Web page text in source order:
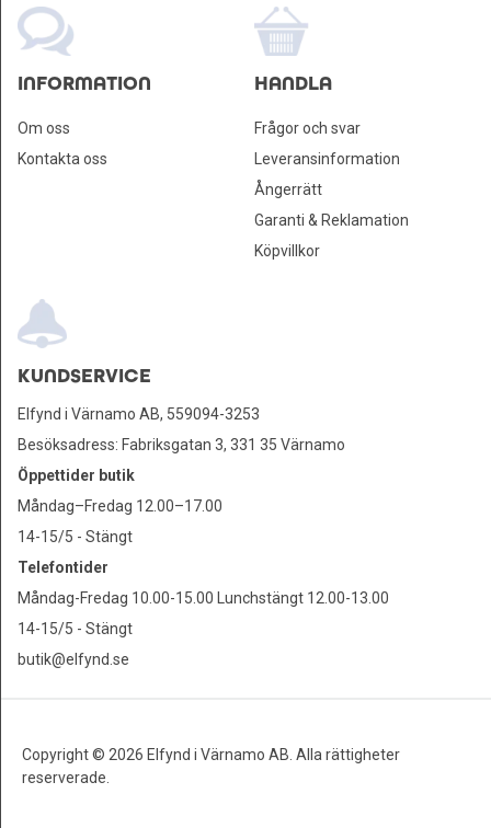
INFORMATION
Om oss
Kontakta oss
HANDLA
Frågor och svar
Leveransinformation
Ångerrätt
Garanti & Reklamation
Köpvillkor
KUNDSERVICE
Elfynd i Värnamo AB, 559094-3253
Besöksadress: Fabriksgatan 3, 331 35 Värnamo
Öppettider butik
Måndag–Fredag 12.00–17.00
14-15/5 - Stängt
Telefontider
Måndag-Fredag 10.00-15.00 Lunchstängt 12.00-13.00
14-15/5 - Stängt
butik@elfynd.se
Copyright © 2026 Elfynd i Värnamo AB. Alla rättigheter
reserverade.